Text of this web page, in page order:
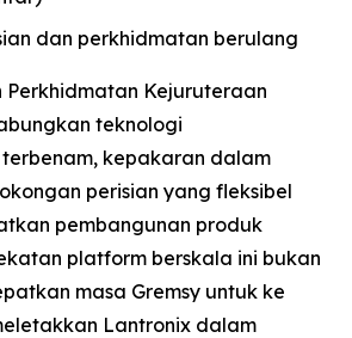
dan perkhidmatan berulang
Perkhidmatan Kejuruteraan
teknologi
kepakaran dalam
perisian yang fleksibel
pembangunan produk
platform berskala ini bukan
masa Gremsy untuk ke
Lantronix dalam